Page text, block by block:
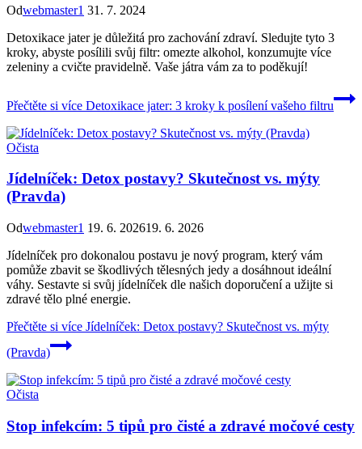
Odwebmaster1 31. 7. 2024
Detoxikace jater je důležitá pro zachování zdraví. Sledujte tyto 3
kroky, abyste posílili svůj filtr: omezte alkohol, konzumujte více
zeleniny a cvičte pravidelně. Vaše játra vám za to poděkují!
Přečtěte si více Detoxikace jater: 3 kroky k posílení vašeho filtru
Očista
Jídelníček: Detox postavy? Skutečnost vs. mýty
(Pravda)
Odwebmaster1 19. 6. 202619. 6. 2026
Jídelníček pro dokonalou postavu je nový program, který vám
pomůže zbavit se škodlivých tělesných jedy a dosáhnout ideální
váhy. Sestavte si svůj jídelníček dle našich doporučení a užijte si
zdravé tělo plné energie.
Přečtěte si více Jídelníček: Detox postavy? Skutečnost vs. mýty
(Pravda)
Očista
Stop infekcím: 5 tipů pro čisté a zdravé močové cesty